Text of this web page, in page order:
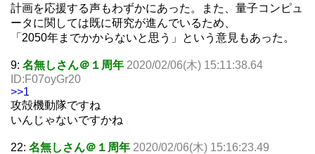
計画を応援する声もわずかにあった。また、量子コンピュ
ータに関しては既に研究が進んでいるため、
「2050年までかからないと思う」という意見もあった。
9: 名無しさん＠１周年 2020/02/06(木) 15:11:38.64
ID:F07oyGr20
>>1
攻殻機動隊ですね
いんじゃないですかね
22: 名無しさん＠１周年 2020/02/06(木) 15:16:23.49